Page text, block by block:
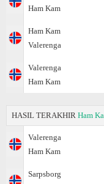
Ham Kam
Ham Kam
Valerenga
Valerenga
Ham Kam
HASIL TERAKHIR Ham
Valerenga
Ham Kam
Sarpsborg